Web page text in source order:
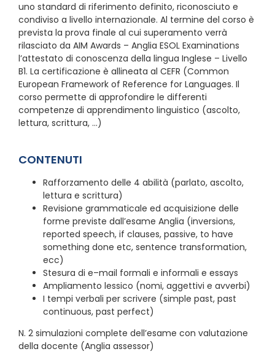
uno standard di riferimento definito, riconosciuto e
condiviso a livello internazionale. Al termine del corso è
prevista la prova finale al cui superamento verrà
rilasciato da AIM Awards – Anglia ESOL Examinations
l’attestato di conoscenza della lingua Inglese – Livello
B1. La certificazione è allineata al CEFR (Common
European Framework of Reference for Languages. Il
corso permette di approfondire le differenti
competenze di apprendimento linguistico (ascolto,
lettura, scrittura, …)
CONTENUTI
Rafforzamento delle 4 abilità (parlato, ascolto,
lettura e scrittura)
Revisione grammaticale ed acquisizione delle
forme previste dall’esame Anglia (inversions,
reported speech, if clauses, passive, to have
something done etc, sentence transformation,
ecc)
Stesura di e–mail formali e informali e essays
Ampliamento lessico (nomi, aggettivi e avverbi)
I tempi verbali per scrivere (simple past, past
continuous, past perfect)
N. 2 simulazioni complete dell’esame con valutazione
della docente (Anglia assessor)